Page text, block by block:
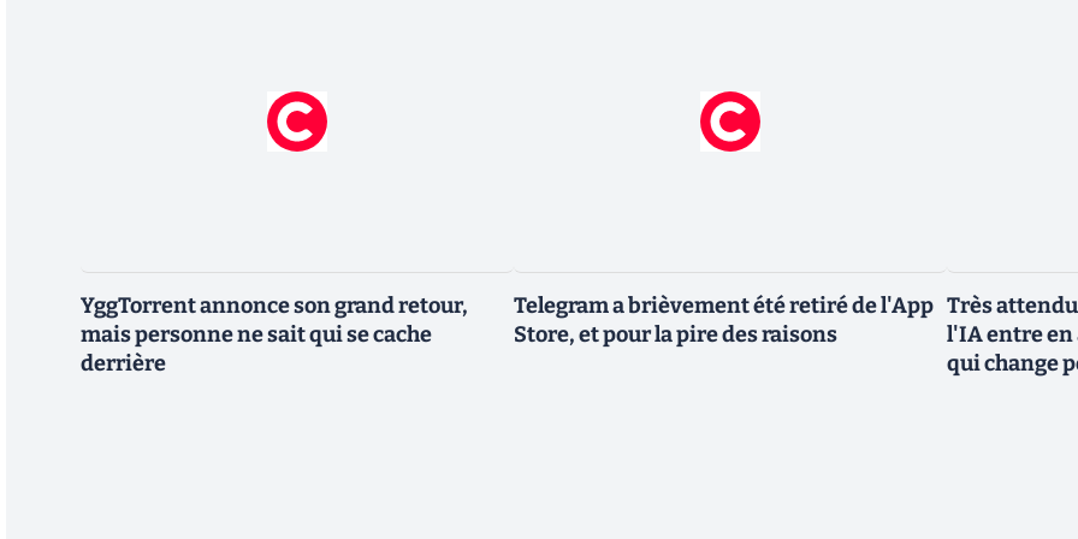
YggTorrent annonce son grand retour,
mais personne ne sait qui se cache
derrière
Telegram a brièvement été retiré de l'App
Store, et pour la pire des raisons
Très
l'IA entre en
qui change